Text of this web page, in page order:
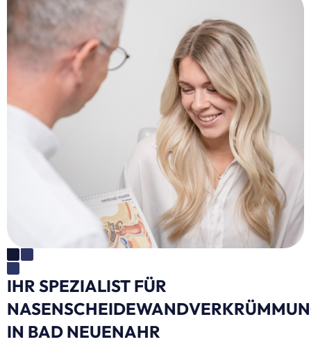
IHR SPEZIALIST FÜR
IN BAD NEUENAHR